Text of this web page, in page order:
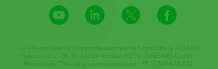
Youtube
Channel
LinkedIn
Ce site est réservé aux professionnels de l'agriculture. ADAMA
France s.a.s - 31-33, rue de Verdun, 92156 SURESNES Cedex -
Numéro de TVA intra-communautaire : FR 12 349 428 532.